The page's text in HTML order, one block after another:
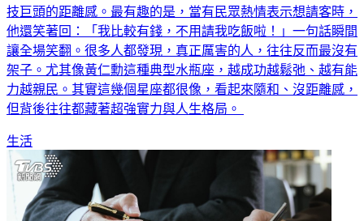
技巨頭的距離感。最有趣的是，當有民眾熱情表示想請客時，
他還笑著回：「我比較有錢，不用請我吃飯啦！」一句話瞬間
讓全場笑翻。很多人都發現，真正厲害的人，往往反而最沒有
架子。尤其像黃仁勳這種典型水瓶座，越成功越鬆弛、越有能
力越親民。其實這幾個星座都很像，看起來隨和、沒距離感，
但背後往往都藏著超強實力與人生格局。
生活